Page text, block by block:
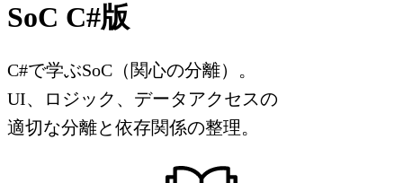
SoC C#版
C#で学ぶSoC（関心の分離）。
UI、ロジック、データアクセスの
適切な分離と依存関係の整理。